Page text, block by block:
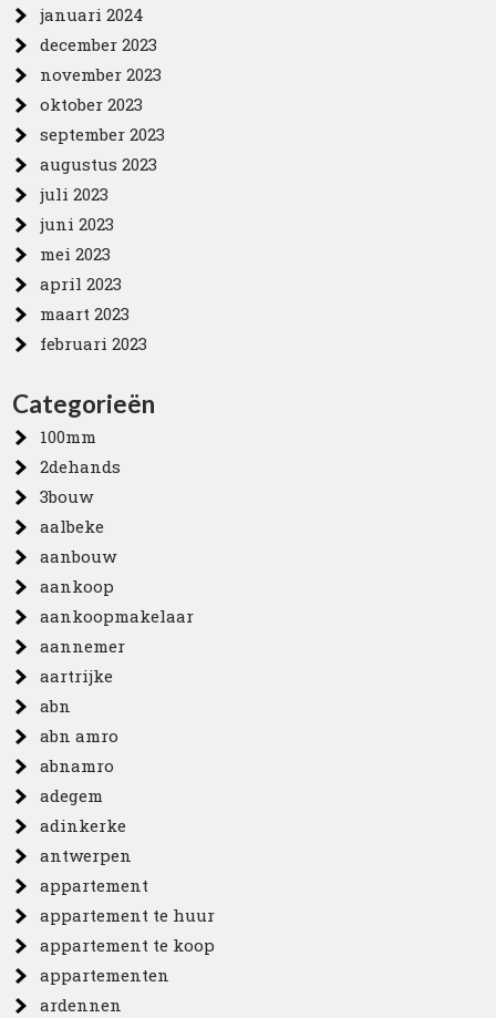
januari 2024
december 2023
november 2023
oktober 2023
september 2023
augustus 2023
juli 2023
juni 2023
mei 2023
april 2023
maart 2023
februari 2023
Categorieën
100mm
2dehands
3bouw
aalbeke
aanbouw
aankoop
aankoopmakelaar
aannemer
aartrijke
abn
abn amro
abnamro
adegem
adinkerke
antwerpen
appartement
appartement te huur
appartement te koop
appartementen
ardennen